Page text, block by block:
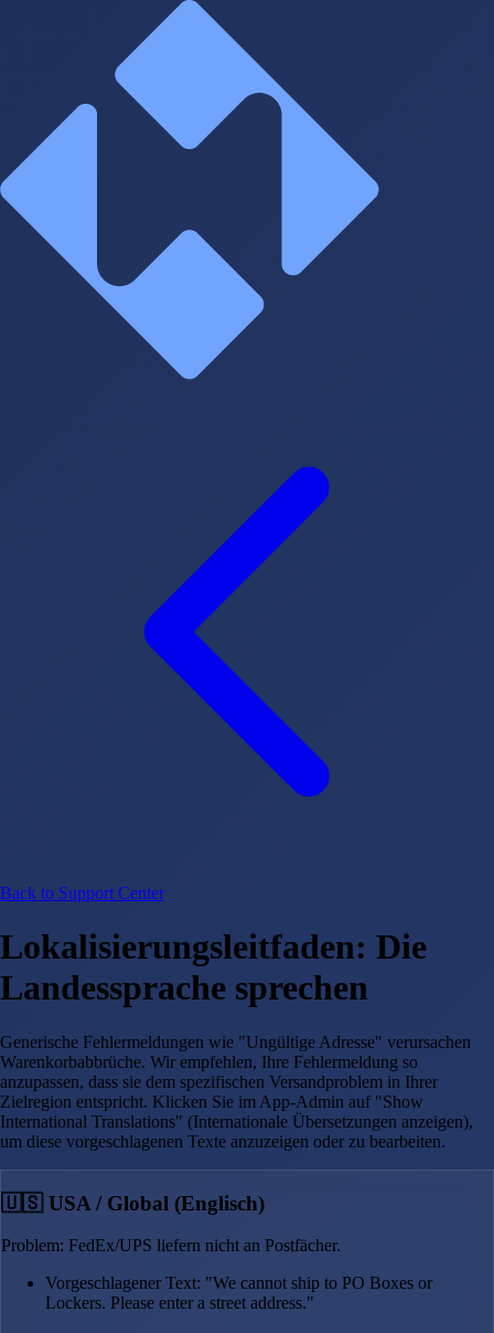
Back to Support Center
Lokalisierungsleitfaden: Die
Landessprache sprechen
Generische Fehlermeldungen wie "Ungültige Adresse" verursachen
Warenkorbabbrüche. Wir empfehlen, Ihre Fehlermeldung so
anzupassen, dass sie dem spezifischen Versandproblem in Ihrer
Zielregion entspricht. Klicken Sie im App-Admin auf "Show
International Translations" (Internationale Übersetzungen anzeigen),
um diese vorgeschlagenen Texte anzuzeigen oder zu bearbeiten.
🇺🇸 USA / Global (Englisch)
Problem: FedEx/UPS liefern nicht an Postfächer.
Vorgeschlagener Text: "We cannot ship to PO Boxes or
Lockers. Please enter a street address."